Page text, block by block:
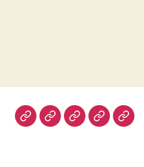
HomeAboutRoomFacilities